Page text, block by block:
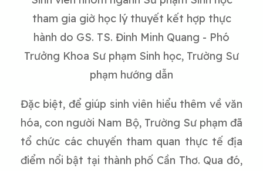
tham gia giờ học lý thuyết kết hợp thực
hành do GS. TS. Đinh Minh Quang - Phó
Trưởng Khoa Sư phạm Sinh học, Trường Sư
phạm hướng dẫn
Đặc biệt, để giúp sinh viên hiểu thêm về văn
hóa, con người Nam Bộ, Trường Sư phạm đã
tổ chức các chuyến tham quan thực tế địa
điểm nổi bật tại thành phố Cần Thơ. Qua đó,